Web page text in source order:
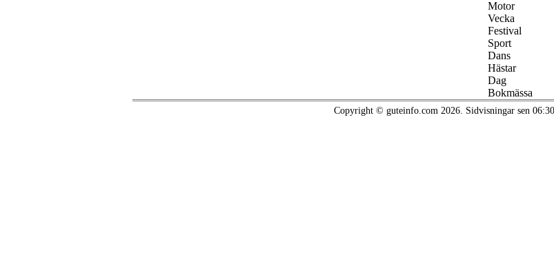
Motor
Vecka
Festival
Sport
Dans
Hästar
Dag
Bokmässa
Copyright © guteinfo.com 2026. Sidvisningar sen